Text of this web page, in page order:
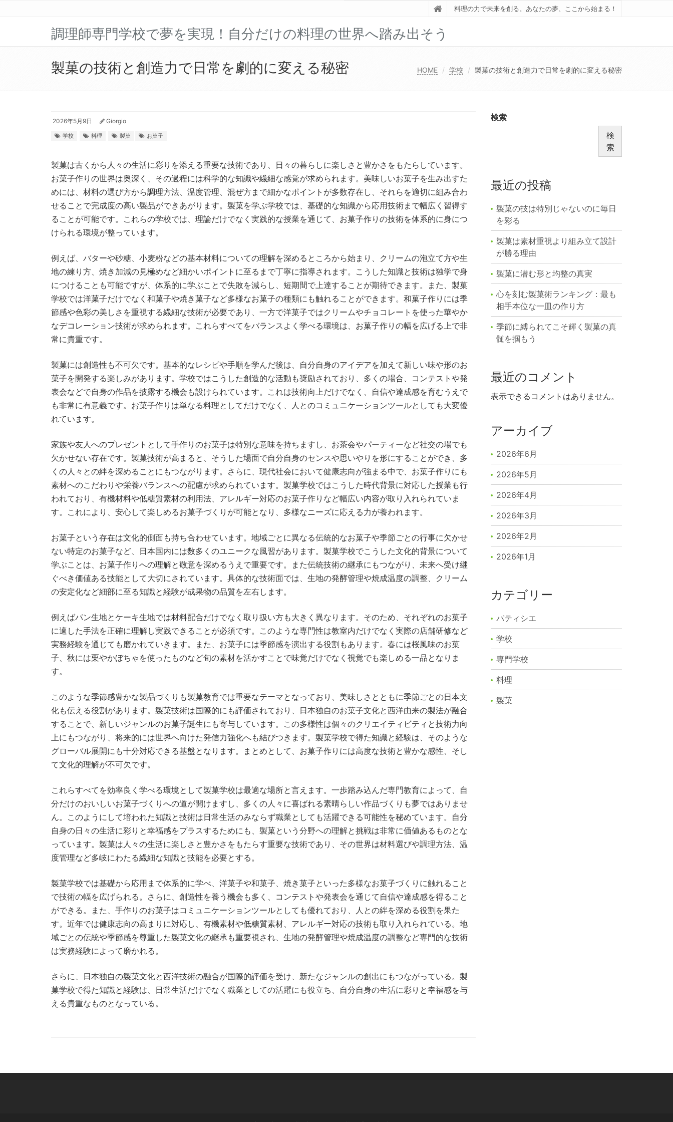
料理の力で未来を創る。あなたの夢、ここから始まる！
調理師専門学校で夢を実現！自分だけの料理の世界へ踏み出そう
製菓の技術と創造力で日常を劇的に変える秘密 HOME 学校 製菓の技術と創造力で日常を劇的に変える秘密
2026年5月9日 Giorgio
学校 料理 製菓 お菓子
製菓は古くから人々の生活に彩りを添える重要な技術であり、日々の暮らしに楽しさと豊かさをもたらしています。
お菓子作りの世界は奥深く、その過程には科学的な知識や繊細な感覚が求められます。美味しいお菓子を生み出すた
めには、材料の選び方から調理方法、温度管理、混ぜ方まで細かなポイントが多数存在し、それらを適切に組み合わ
せることで完成度の高い製品ができあがります。製菓を学ぶ学校では、基礎的な知識から応用技術まで幅広く習得す
ることが可能です。これらの学校では、理論だけでなく実践的な授業を通じて、お菓子作りの技術を体系的に身につ
けられる環境が整っています。
例えば、バターや砂糖、小麦粉などの基本材料についての理解を深めるところから始まり、クリームの泡立て方や生
地の練り方、焼き加減の見極めなど細かいポイントに至るまで丁寧に指導されます。こうした知識と技術は独学で身
につけることも可能ですが、体系的に学ぶことで失敗を減らし、短期間で上達することが期待できます。また、製菓
学校では洋菓子だけでなく和菓子や焼き菓子など多様なお菓子の種類にも触れることができます。和菓子作りには季
節感や色彩の美しさを重視する繊細な技術が必要であり、一方で洋菓子ではクリームやチョコレートを使った華やか
なデコレーション技術が求められます。これらすべてをバランスよく学べる環境は、お菓子作りの幅を広げる上で非
常に貴重です。
製菓には創造性も不可欠です。基本的なレシピや手順を学んだ後は、自分自身のアイデアを加えて新しい味や形のお
菓子を開発する楽しみがあります。学校ではこうした創造的な活動も奨励されており、多くの場合、コンテストや発
表会などで自身の作品を披露する機会も設けられています。これは技術向上だけでなく、自信や達成感を育むうえで
も非常に有意義です。お菓子作りは単なる料理としてだけでなく、人とのコミュニケーションツールとしても大変優
れています。
家族や友人へのプレゼントとして手作りのお菓子は特別な意味を持ちますし、お茶会やパーティーなど社交の場でも
欠かせない存在です。製菓技術が高まると、そうした場面で自分自身のセンスや思いやりを形にすることができ、多
くの人々との絆を深めることにもつながります。さらに、現代社会において健康志向が強まる中で、お菓子作りにも
素材へのこだわりや栄養バランスへの配慮が求められています。製菓学校ではこうした時代背景に対応した授業も行
われており、有機材料や低糖質素材の利用法、アレルギー対応のお菓子作りなど幅広い内容が取り入れられていま
す。これにより、安心して楽しめるお菓子づくりが可能となり、多様なニーズに応える力が養われます。
お菓子という存在は文化的側面も持ち合わせています。地域ごとに異なる伝統的なお菓子や季節ごとの行事に欠かせ
ない特定のお菓子など、日本国内には数多くのユニークな風習があります。製菓学校でこうした文化的背景について
学ぶことは、お菓子作りへの理解と敬意を深めるうえで重要です。また伝統技術の継承にもつながり、未来へ受け継
ぐべき価値ある技能として大切にされています。具体的な技術面では、生地の発酵管理や焼成温度の調整、クリーム
の安定化など細部に至る知識と経験が成果物の品質を左右します。
例えばパン生地とケーキ生地では材料配合だけでなく取り扱い方も大きく異なります。そのため、それぞれのお菓子
に適した手法を正確に理解し実践できることが必須です。このような専門性は教室内だけでなく実際の店舗研修など
実務経験を通じても磨かれていきます。また、お菓子には季節感を演出する役割もあります。春には桜風味のお菓
子、秋には栗やかぼちゃを使ったものなど旬の素材を活かすことで味覚だけでなく視覚でも楽しめる一品となりま
す。
このような季節感豊かな製品づくりも製菓教育では重要なテーマとなっており、美味しさとともに季節ごとの日本文
化も伝える役割があります。製菓技術は国際的にも評価されており、日本独自のお菓子文化と西洋由来の製法が融合
することで、新しいジャンルのお菓子誕生にも寄与しています。この多様性は個々のクリエイティビティと技術力向
上にもつながり、将来的には世界へ向けた発信力強化へも結びつきます。製菓学校で得た知識と経験は、そのような
グローバル展開にも十分対応できる基盤となります。まとめとして、お菓子作りには高度な技術と豊かな感性、そし
て文化的理解が不可欠です。
これらすべてを効率良く学べる環境として製菓学校は最適な場所と言えます。一歩踏み込んだ専門教育によって、自
分だけのおいしいお菓子づくりへの道が開けますし、多くの人々に喜ばれる素晴らしい作品づくりも夢ではありませ
ん。このようにして培われた知識と技術は日常生活のみならず職業としても活躍できる可能性を秘めています。自分
自身の日々の生活に彩りと幸福感をプラスするためにも、製菓という分野への理解と挑戦は非常に価値あるものとな
っています。製菓は人々の生活に楽しさと豊かさをもたらす重要な技術であり、その世界は材料選びや調理方法、温
度管理など多岐にわたる繊細な知識と技能を必要とする。
製菓学校では基礎から応用まで体系的に学べ、洋菓子や和菓子、焼き菓子といった多様なお菓子づくりに触れること
で技術の幅を広げられる。さらに、創造性を養う機会も多く、コンテストや発表会を通じて自信や達成感を得ること
ができる。また、手作りのお菓子はコミュニケーションツールとしても優れており、人との絆を深める役割を果た
す。近年では健康志向の高まりに対応し、有機素材や低糖質素材、アレルギー対応の技術も取り入れられている。地
域ごとの伝統や季節感を尊重した製菓文化の継承も重要視され、生地の発酵管理や焼成温度の調整など専門的な技術
は実務経験によって磨かれる。
さらに、日本独自の製菓文化と西洋技術の融合が国際的評価を受け、新たなジャンルの創出にもつながっている。製
菓学校で得た知識と経験は、日常生活だけでなく職業としての活躍にも役立ち、自分自身の生活に彩りと幸福感を与
える貴重なものとなっている。
検索
検
索
最近の投稿
製菓の技は特別じゃないのに毎日
を彩る
製菓は素材重視より組み立て設計
が勝る理由
製菓に潜む形と均整の真実
心を刻む製菓術ランキング：最も
相手本位な一皿の作り方
季節に縛られてこそ輝く製菓の真
髄を掴もう
最近のコメント
表示できるコメントはありません。
アーカイブ
2026年6月
2026年5月
2026年4月
2026年3月
2026年2月
2026年1月
カテゴリー
パティシエ
学校
専門学校
料理
製菓